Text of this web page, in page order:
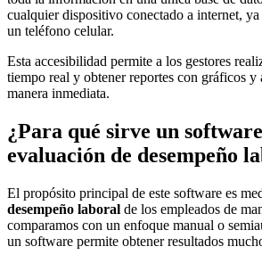
cualquier dispositivo conectado a internet,
un teléfono celular.
Esta accesibilidad permite a los gestores
tiempo real y obtener reportes con gráficos y
manera inmediata.
¿Para qué sirve un
evaluación de desempeño
El propósito principal de este software es
desempeño laboral de los empleados de
comparamos con un enfoque manual o
un software permite obtener resultados